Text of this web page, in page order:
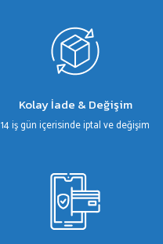
Kolay İade & Değişim
14 iş gün içerisinde iptal ve değişim